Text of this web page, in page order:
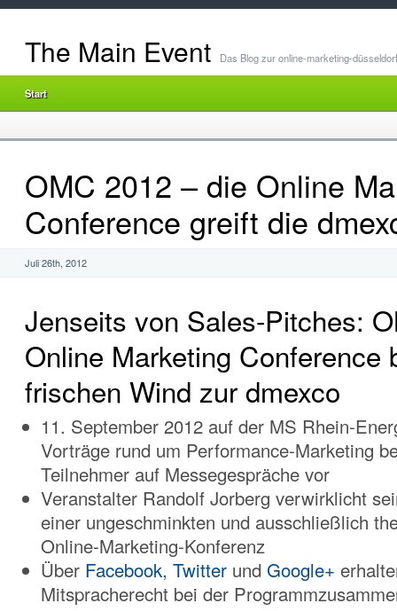
The Main Event Das Blog zur online-marketing-düsseldorf
Start
OMC 2012 – die Online
Conference greift die
Juli 26th, 2012
Jenseits von Sales-Pitches:
Online Marketing Conference
frischen Wind zur dmexco
11. September 2012 auf der MS Rhein-
Vorträge rund um Performance-Marketing
Teilnehmer auf Messegespräche vor
Veranstalter Randolf Jorberg verwirklicht
einer ungeschminkten und ausschließlich
Online-Marketing-Konferenz
Über Facebook,Twitter und Google+
Mitspracherecht bei der